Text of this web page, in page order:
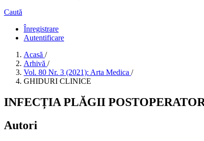
Caută
Înregistrare
Autentificare
Acasă /
Arhivă /
Vol. 80 Nr. 3 (2021): Arta Medica /
GHIDURI CLINICE
INFECȚIA PLĂGII
Autori